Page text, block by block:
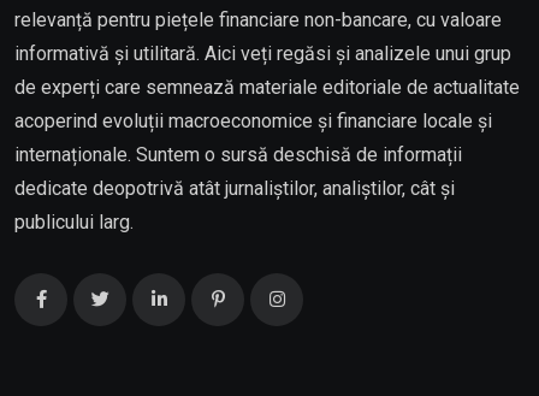
relevanță pentru piețele financiare non-bancare, cu valoare
informativă și utilitară. Aici veți regăsi și analizele unui grup
de experți care semnează materiale editoriale de actualitate
acoperind evoluții macroeconomice și financiare locale și
internaționale. Suntem o sursă deschisă de informații
dedicate deopotrivă atât jurnaliștilor, analiștilor, cât și
publicului larg.